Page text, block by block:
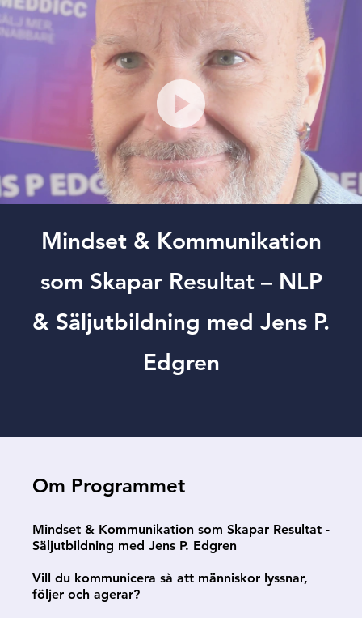
Mindset & Kommunikation
som Skapar Resultat – NLP
& Säljutbildning med Jens P.
Edgren
Om Programmet
Mindset & Kommunikation som Skapar Resultat -
Säljutbildning med Jens P. Edgren
Vill du kommunicera så att människor lyssnar,
följer och agerar?